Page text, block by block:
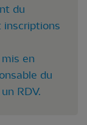
du
inscriptions
en
du
RDV.